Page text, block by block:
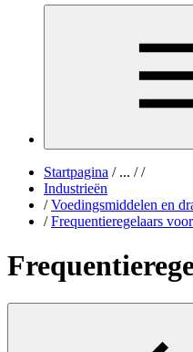
Startpagina /... / /
Industrieën
/ Voedingsmiddelen en
/ Frequentieregelaars